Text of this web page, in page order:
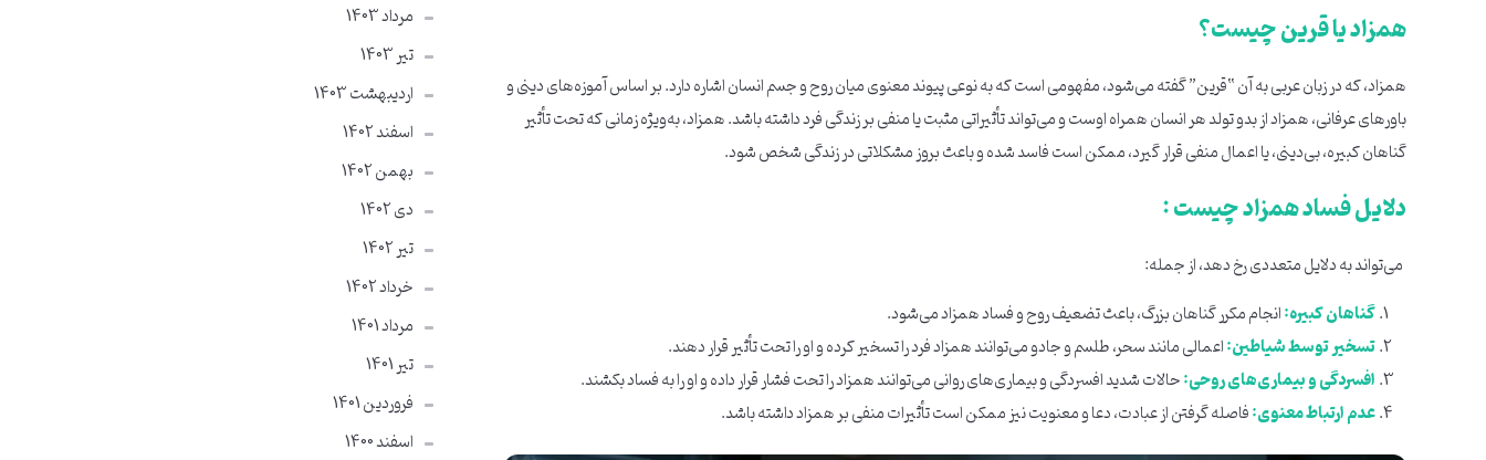
همزاد یا قرین چیست؟
همزاد، که در زبان عربی به آن “قرین” گفته می‌شود، مفهومی است که به نوعی پیوند معنوی میان روح و جسم انسان اشاره دارد. بر اساس آموزه‌های دینی و
باورهای عرفانی، همزاد از بدو تولد هر انسان همراه اوست و می‌تواند تأثیراتی مثبت یا منفی بر زندگی فرد داشته باشد. همزاد، به‌ویژه زمانی که تحت تأثیر
گناهان کبیره، بی‌دینی، یا اعمال منفی قرار گیرد، ممکن است فاسد شده و باعث بروز مشکلاتی در زندگی شخص شود.
دلایل فساد همزاد چیست :
می‌تواند به دلایل متعددی رخ دهد، از جمله:
گناهان کبیره:انجام مکرر گناهان بزرگ، باعث تضعیف روح و فساد همزاد می‌شود.
تسخیر توسط شیاطین:اعمالی مانند سحر، طلسم و جادو می‌توانند همزاد فرد را تسخیر کرده و او را تحت تأثیر قرار دهند.
افسردگی و بیماری‌های روحی:حالات شدید افسردگی و بیماری‌های روانی می‌توانند همزاد را تحت فشار قرار داده و او را به فساد بکشند.
عدم ارتباط معنوی:فاصله گرفتن از عبادت، دعا و معنویت نیز ممکن است تأثیرات منفی بر همزاد داشته باشد.
مرداد 1403
تير 1403
ارديبهشت 1403
اسفند 1402
بهمن 1402
دی 1402
تير 1402
خرداد 1402
مرداد 1401
تير 1401
فروردین 1401
اسفند 1400